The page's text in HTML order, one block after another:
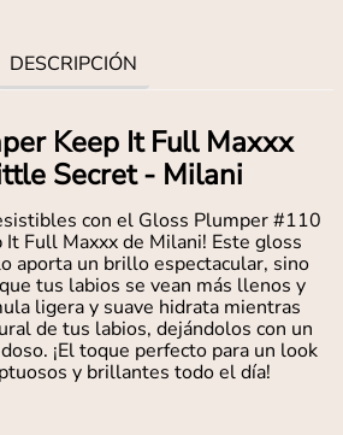
DESCRIPCIÓN
Keep It Full Maxxx
Secret - Milani
con el Gloss Plumper #110
Full Maxxx de Milani! Este gloss
aporta un brillo espectacular, sino
tus labios se vean más llenos y
ligera y suave hidrata mientras
de tus labios, dejándolos con un
¡El toque perfecto para un look
y brillantes todo el día!